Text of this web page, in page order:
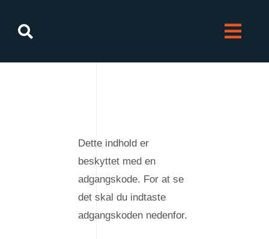
Dette indhold er
beskyttet med en
adgangskode. For at se
det skal du indtaste
adgangskoden nedenfor.